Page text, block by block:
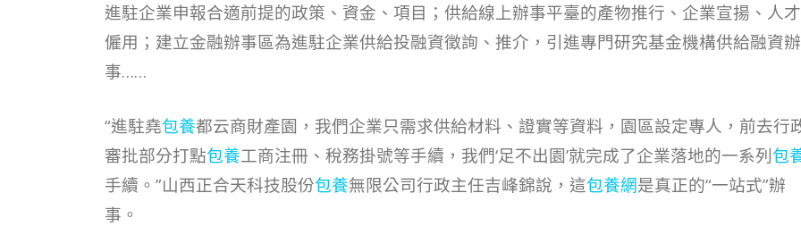
進駐企業申報合適前提的政策、資金、項目；供給線上辦事平臺的產物推行、企業宣揚、人才
僱用；建立金融辦事區為進駐企業供給投融資徵詢、推介，引進專門研究基金機構供給融資辦
事……
“進駐堯包養都云商財產園，我們企業只需求供給材料、證實等資料，園區設定專人，前去行
審批部分打點包養工商注冊、稅務掛號等手續，我們‘足不出園’就完成了企業落地的一系列包
手續。”山西正合天科技股份包養無限公司行政主任吉峰錦說，這包養網是真正的“一站式”辦
事。